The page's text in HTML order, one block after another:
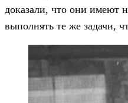
доказали, что они имеют
выполнять те же задачи,